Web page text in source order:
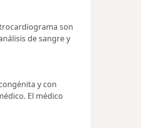
son
de sangre y
y con
El médico